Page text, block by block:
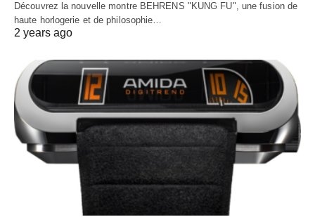
Découvrez la nouvelle montre BEHRENS "KUNG FU", une fusion de
haute horlogerie et de philosophie…
2 years ago